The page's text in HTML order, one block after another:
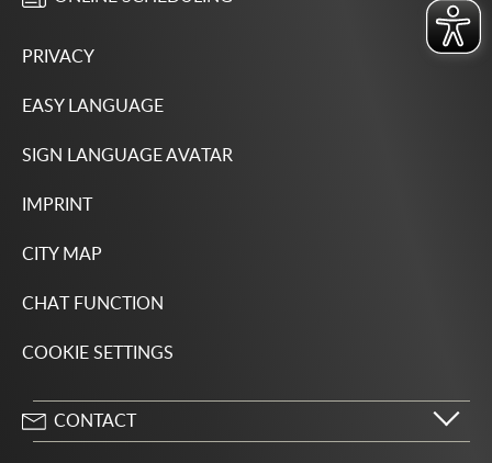
PRIVACY
EASY LANGUAGE
SIGN LANGUAGE AVATAR
IMPRINT
CITY MAP
CHAT FUNCTION
COOKIE SETTINGS
CONTACT